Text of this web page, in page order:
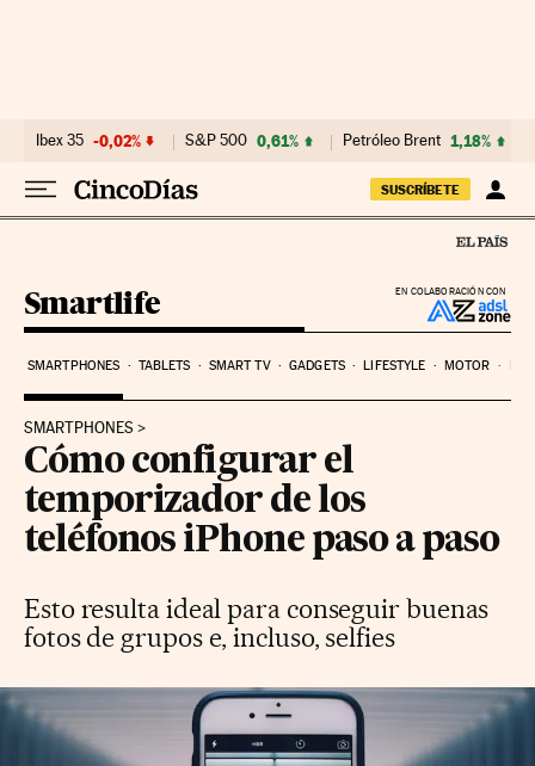
Ibex 35 -0,02% S&P 500 0,61% Petróleo Brent 1,18%
SUSCRÍBETE
EN COLABORACIÓN CON
Smartlife
SMARTPHONES TABLETS SMART TV GADGETS LIFESTYLE MOTOR
SMARTPHONES
Cómo configurar el
temporizador de los
teléfonos iPhone paso a paso
Esto resulta ideal para conseguir buenas
fotos de grupos e, incluso, selfies